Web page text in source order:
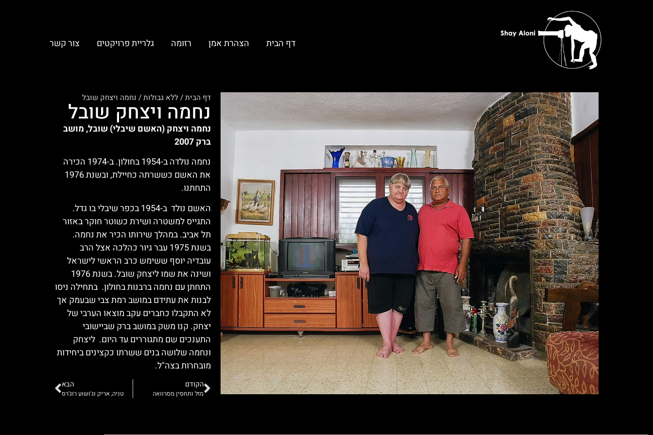
דף הבית הצהרת אמן רזומה גלריית פרויקטים צור קשר
דף הבית/ללא גבולות/ נחמה ויצחק שובל
נחמה ויצחק שובל
נחמה ויצחק (האשם שיבלי) שובל, מושב
ברק 2007
נחמה נולדה ב-1954 בחולון. ב-1974 הכירה
את האשם כששרתה כחיילת, ובשנת 1976
התחתנו.
האשם נולד ב-1954 בכפר שיבלי בו גדל.
התגייס למשטרה ושירת כשוטר חוקר באזור
תל אביב. במהלך שירותו הכיר את נחמה.
בשנת 1975 עבר גיור כהלכה אצל הרב
עובדיה יוסף ששימש כרב הראשי לישראל
ושינה את שמו ליצחק שובל. בשנת 1976
התחתן עם נחמה ברבנות בחולון. בתחילה ניסו
לבנות את עתידם במושב רמת צבי שבעמק אך
לא התקבלו כחברים עקב מוצאו הערבי של
יצחק. קנו משק במושב ברק שביישובי
התענכים שם מתגוררים עד היום. ליצחק
ונחמה שלושה בנים ששרתו כקצינים ביחידות
מובחרות בצה"ל.
הקודם
מזל ותחסין מסרוואה
הבא
טניה, אריק וג'ושוע רוג'רס